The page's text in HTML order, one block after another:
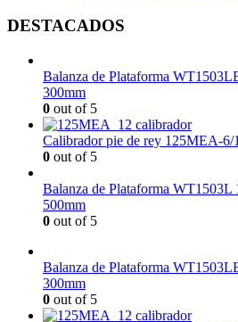
DESTACADOS
Balanza de Plataforma
300mm
0 out of 5
Calibrador pie de rey 125MEA-
0 out of 5
Balanza de Plataforma WT1503L
500mm
0 out of 5
Balanza de Plataforma
300mm
0 out of 5